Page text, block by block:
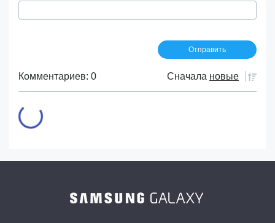
Комментариев: 0 Сначала новые